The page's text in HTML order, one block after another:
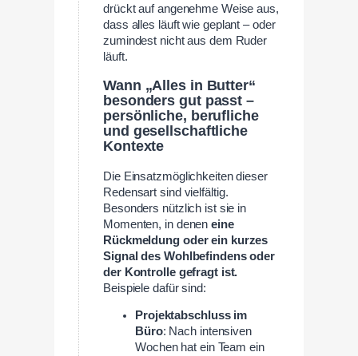
drückt auf angenehme Weise aus,
dass alles läuft wie geplant – oder
zumindest nicht aus dem Ruder
läuft.
Wann „Alles in Butter“
besonders gut passt –
persönliche, berufliche
und gesellschaftliche
Kontexte
Die Einsatzmöglichkeiten dieser
Redensart sind vielfältig.
Besonders nützlich ist sie in
Momenten, in deneneine
Rückmeldung oder ein kurzes
Signal des Wohlbefindens oder
der Kontrolle gefragt ist.
Beispiele dafür sind:
Projektabschluss im
Büro: Nach intensiven
Wochen hat ein Team ein